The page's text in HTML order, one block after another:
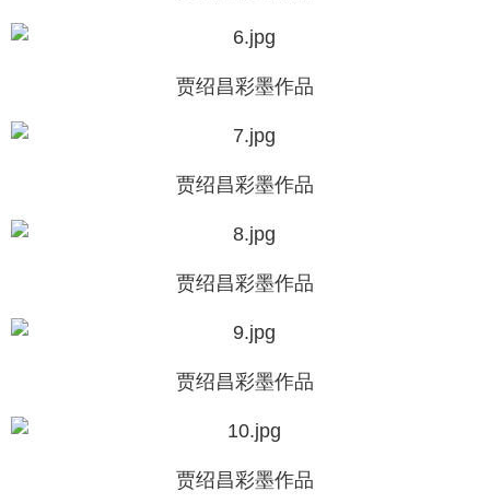
贾绍昌彩墨作品
贾绍昌彩墨作品
贾绍昌彩墨作品
贾绍昌彩墨作品
贾绍昌彩墨作品